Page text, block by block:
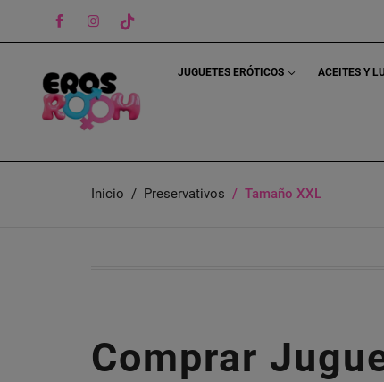
FacebookInstagram
TikTok
JUGUETES ERÓTICOS ACEITES Y
Inicio Preservativos Tamaño XXL
Comprar